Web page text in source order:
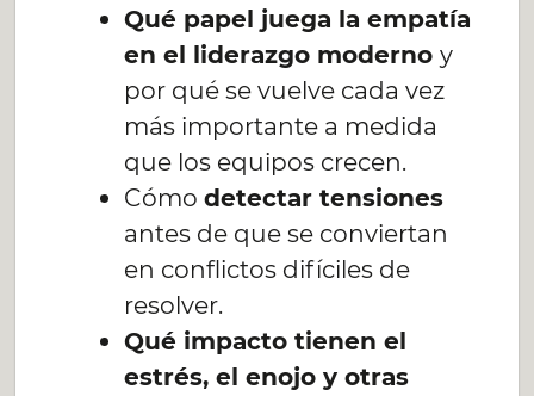
Qué papel juega la empatía
en el liderazgo moderno y
por qué se vuelve cada vez
más importante a medida
que los equipos crecen.
Cómo detectar tensiones
antes de que se conviertan
en conflictos difíciles de
resolver.
Qué impacto tienen el
estrés, el enojo y otras